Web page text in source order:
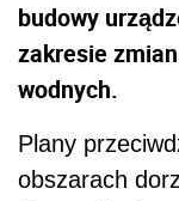
budowy
zakresie
wodnych.
Plany
obszarach